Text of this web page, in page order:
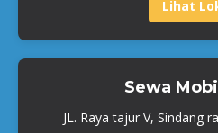
Lihat
Sewa
JL. Raya tajur V, Sindang